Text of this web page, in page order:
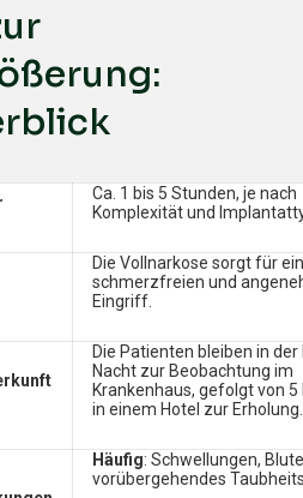
Ca. 1 bis 5 Stunden, je nach
Komplexität und
Die Vollnarkose sorgt für
schmerzfreien und
Eingriff.
Die Patienten bleiben in der
Nacht zur Beobachtung im
Krankenhaus, gefolgt von 5
in einem Hotel zur Erholung.
Häufig: Schwellungen,
vorübergehendes